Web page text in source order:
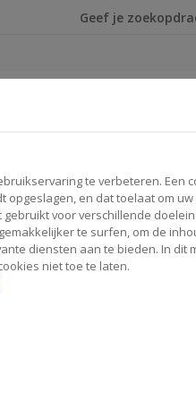
Ik ben op zoek
project
samenbrengen met de
te verbeteren. Een
opgeslagen, en dat toelaat om uw
voor verschillende
te surfen, om de
diensten aan te bieden. In dit
niet toe te laten.